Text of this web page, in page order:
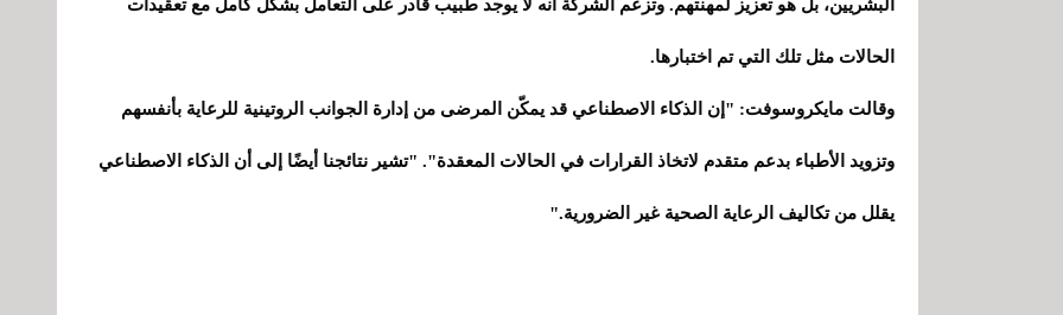
البشريين، بل هو تعزيز لمهنتهم. وتزعم الشركة أنه لا يوجد طبيب قادر على التعامل بشكل كامل مع تعقيدات
الحالات مثل تلك التي تم اختبارها.
وقالت مايكروسوفت: "إن الذكاء الاصطناعي قد يمكّن المرضى من إدارة الجوانب الروتينية للرعاية بأنفسهم
وتزويد الأطباء بدعم متقدم لاتخاذ القرارات في الحالات المعقدة". "تشير نتائجنا أيضًا إلى أن الذكاء الاصطناعي
يقلل من تكاليف الرعاية الصحية غير الضرورية."